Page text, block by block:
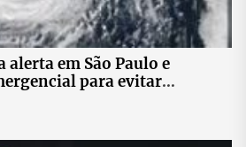
em São Paulo e
para evitar
de energia